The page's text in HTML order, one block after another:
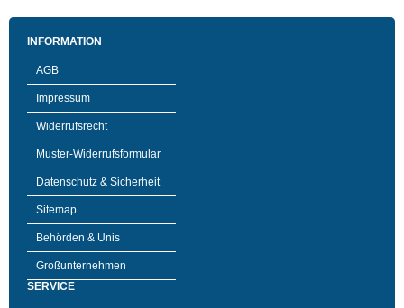
INFORMATION
AGB
Impressum
Widerrufsrecht
Muster-Widerrufsformular
Datenschutz & Sicherheit
Sitemap
Behörden & Unis
Großunternehmen
SERVICE